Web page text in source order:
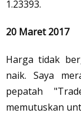
1.23393.
20 Maret 2017
Harga tidak
naik. Saya
pepatah
memutuskan